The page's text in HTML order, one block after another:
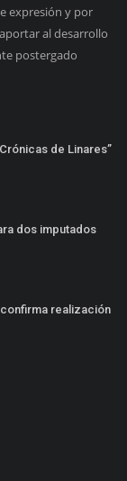
expresión y por
al desarrollo
postergado
de Linares”
dos imputados
realización